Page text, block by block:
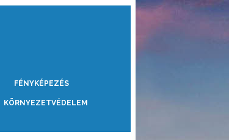
FÉNYKÉPEZÉS
KÖRNYEZETVÉDELEM